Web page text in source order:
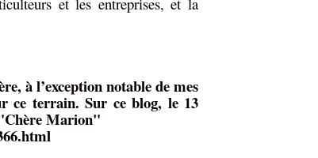
à l’exception notable de mes
ce terrain. Sur ce blog, le 13
Marion"